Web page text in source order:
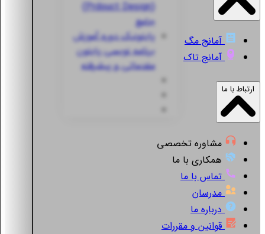
جامع
پایتونیکدوره آموزش
برنامه نویسی پایتون
مقدماتی و پیشرفته
آمانج مگ
آمانج تاک
ارتباط با ما
مشاوره تخصصی
همکاری با ما
تماس با ما
مدرسان
درباره ما
قوانین و مقررات